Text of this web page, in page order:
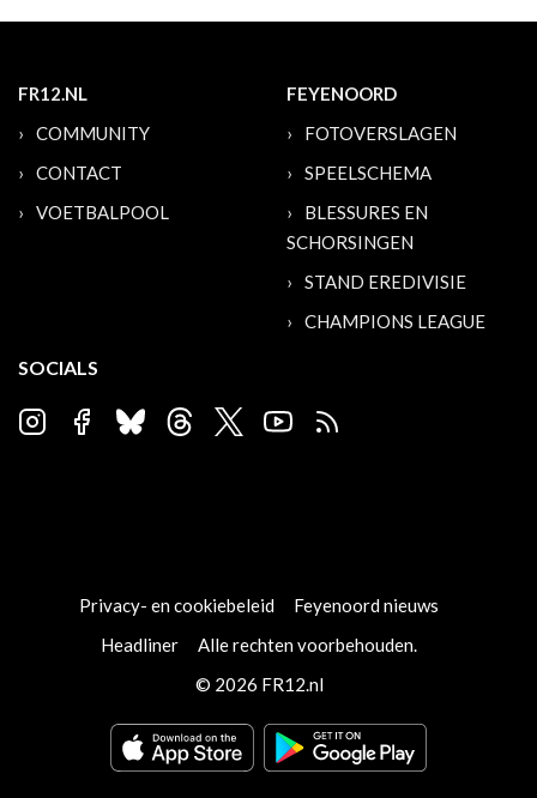
FR12.NL
COMMUNITY
CONTACT
VOETBALPOOL
FEYENOORD
FOTOVERSLAGEN
SPEELSCHEMA
BLESSURES EN
SCHORSINGEN
STAND EREDIVISIE
CHAMPIONS LEAGUE
SOCIALS
Privacy- en cookiebeleid
Feyenoord nieuws
Headliner
Alle rechten voorbehouden.
© 2026 FR12.nl